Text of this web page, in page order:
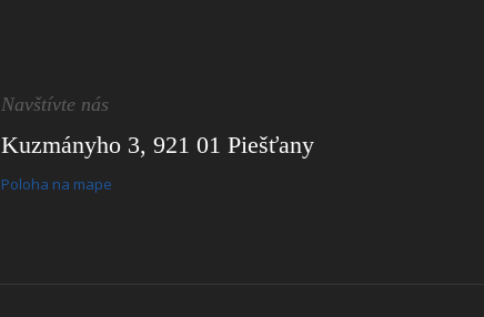
Navštívte nás
Kuzmányho 3, 921 01 Piešťany
Poloha na mape